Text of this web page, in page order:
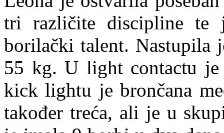
tri različite discipline te
borilački talent. Nastupila
55 kg. U light contactu je
kick lightu je brončana
također treća, ali je u